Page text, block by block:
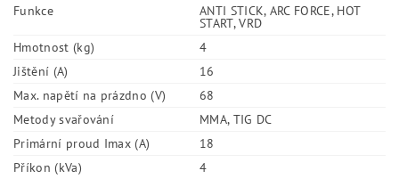
Funkce
ANTI STICK, ARC FORCE, HOT
START, VRD
Hmotnost (kg)
4
Jištění (A)
16
Max. napětí na prázdno (V)
68
Metody svařování
MMA, TIG DC
Primární proud Imax (A)
18
Příkon (kVa)
4